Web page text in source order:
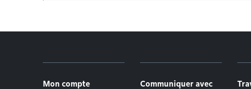
Mon compte
Communiquer avec